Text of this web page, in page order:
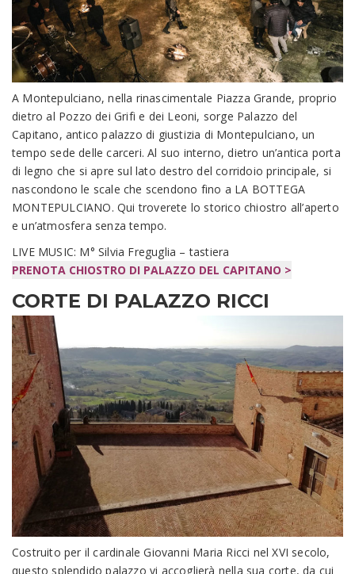
A Montepulciano, nella rinascimentale Piazza Grande, proprio
dietro al Pozzo dei Grifi e dei Leoni, sorge Palazzo del
Capitano, antico palazzo di giustizia di Montepulciano, un
tempo sede delle carceri. Al suo interno, dietro un’antica porta
di legno che si apre sul lato destro del corridoio principale, si
nascondono le scale che scendono fino a LA BOTTEGA
MONTEPULCIANO. Qui troverete lo storico chiostro all’aperto
e un’atmosfera senza tempo.
LIVE MUSIC: M° Silvia Freguglia – tastiera
PRENOTA CHIOSTRO DI PALAZZO DEL CAPITANO >
CORTE DI PALAZZO RICCI
Costruito per il cardinale Giovanni Maria Ricci nel XVI secolo,
questo splendido palazzo vi accoglierà nella sua corte, da cui